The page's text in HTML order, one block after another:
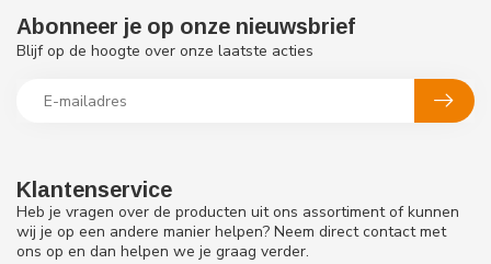
Klantenservice
Heb je vragen over de producten uit ons assortiment of kunnen
wij je op een andere manier helpen? Neem direct contact met
ons op en dan helpen we je graag verder.
Abonneer je op onze nieuwsbrief
Blijf op de hoogte over onze laatste acties